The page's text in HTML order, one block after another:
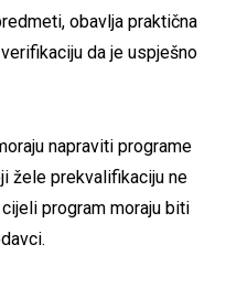
obavlja praktična
da je uspješno
napraviti programe
žele prekvalifikaciju ne
program moraju biti